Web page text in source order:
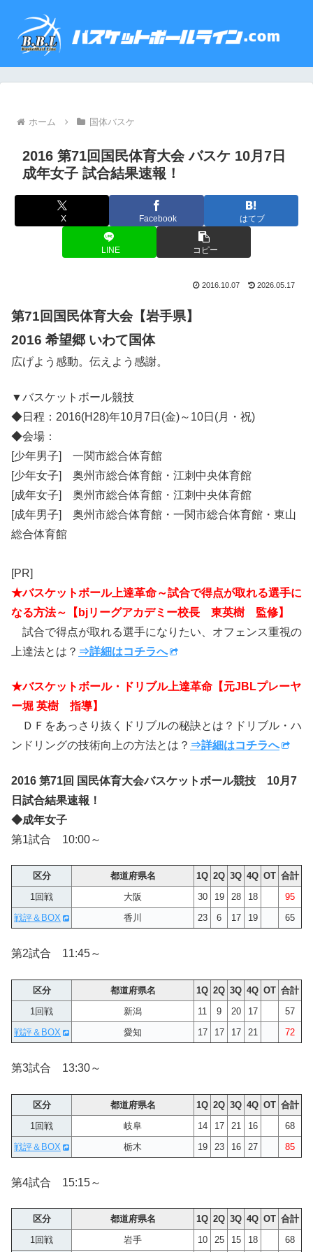
ホーム 国体バスケ
2016 第71回国民体育大会 バスケ 10月7日
成年女子 試合結果速報！
X Facebook はてブ
LINE コピー
2016.10.07 2026.05.17
第71回国民体育大会【岩手県】
2016 希望郷 いわて国体
広げよう感動。伝えよう感謝。
▼バスケットボール競技
◆日程：2016(H28)年10月7日(金)～10日(月・祝)
◆会場：
[少年男子] 一関市総合体育館
[少年女子] 奥州市総合体育館・江刺中央体育館
[成年女子] 奥州市総合体育館・江刺中央体育館
[成年男子] 奥州市総合体育館・一関市総合体育館・東山
総合体育館
[PR]
★バスケットボール上達革命～試合で得点が取れる選手に
なる方法～【bjリーグアカデミー校長 東英樹 監修】
試合で得点が取れる選手になりたい、オフェンス重視の
上達法とは？ ⇒詳細はコチラへ
★バスケットボール・ドリブル上達革命【元JBLプレーヤ
ー堀 英樹 指導】
ＤＦをあっさり抜くドリブルの秘訣とは？ドリブル・ハ
ンドリングの技術向上の方法とは？ ⇒詳細はコチラへ
2016 第71回 国民体育大会バスケットボール競技 10月7
日試合結果速報！
◆成年女子
第1試合 10:00～
区分 都道府県名 1Q 2Q 3Q 4Q OT 合計
1回戦
大阪 30 19 28 18
95
戦評＆BOX
香川 23 6 17 19 65
第2試合 11:45～
区分 都道府県名 1Q 2Q 3Q 4Q OT 合計
1回戦
新潟 11 9 20 17
57
戦評＆BOX
愛知 17 17 17 21 72
第3試合 13:30～
区分 都道府県名 1Q 2Q 3Q 4Q OT 合計
1回戦
岐阜 14 17 21 16
68
戦評＆BOX
栃木 19 23 16 27 85
第4試合 15:15～
区分 都道府県名 1Q 2Q 3Q 4Q OT 合計
1回戦
岩手 10 25 15 18 68